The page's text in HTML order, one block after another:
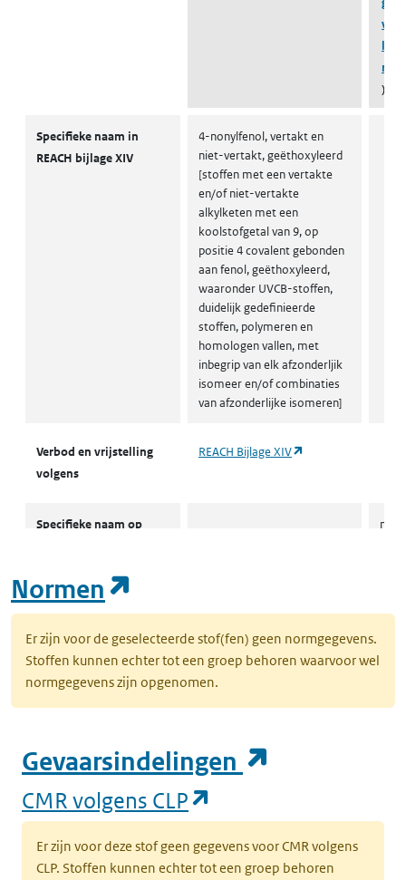
)
Specifieke naam in
REACH bijlage XIV
4-nonylfenol, vertakt en
niet-vertakt, geëthoxyleerd
[stoffen met een vertakte
en/of niet-vertakte
alkylketen met een
koolstofgetal van 9, op
positie 4 covalent gebonden
aan fenol, geëthoxyleerd,
waaronder UVCB-stoffen,
duidelijk gedefinieerde
stoffen, polymeren en
homologen vallen, met
inbegrip van elk afzonderljik
isomeer en/of combinaties
van afzonderlijke isomeren]
Verbod en vrijstelling
volgens
REACH Bijlage XIV
Specifieke naam op
Beperkingsvoorwaarden
volgens
Normen
Er zijn voor de geselecteerde stof(fen) geen normgegevens.
Stoffen kunnen echter tot een groep behoren waarvoor wel
normgegevens zijn opgenomen.
Gevaarsindelingen
CMR volgens CLP
Er zijn voor deze stof geen gegevens voor CMR volgens
CLP. Stoffen kunnen echter tot een groep behoren